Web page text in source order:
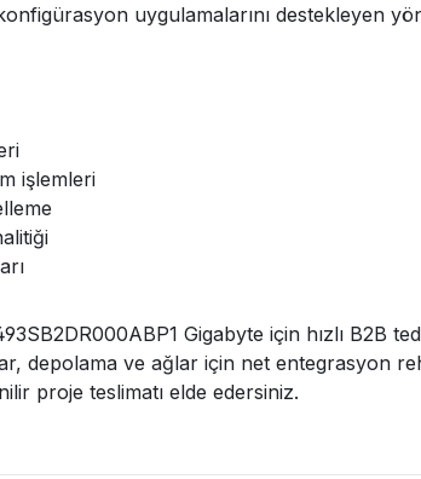
uygulamalarını destekleyen
işlemleri
Gigabyte için hızlı B2B
depolama ve ağlar için net entegrasyon
proje teslimatı elde edersiniz.